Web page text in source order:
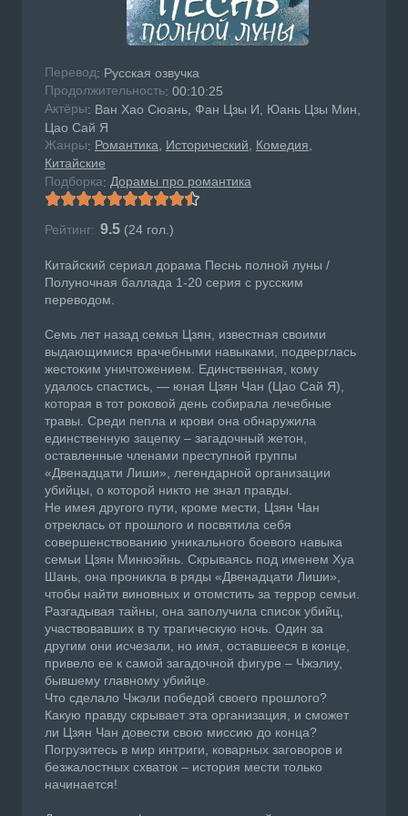
Перевод: Русская озвучка
Продолжительность: 00:10:25
Актёры: Ван Хао Сюань, Фан Цзы И, Юань Цзы Мин,
Цао Сай Я
Жанры: Романтика Исторический
Комедия
Китайские
Подборка: Дорамы про романтика
Рейтинг: 9.5 (24 гол.)
Китайский сериал дорама Песнь полной луны /
Полуночная баллада 1-20 серия с русским
переводом.
Семь лет назад семья Цзян, известная своими
выдающимися врачебными навыками, подверглась
жестоким уничтожением. Единственная, кому
удалось спастись, — юная Цзян Чан (Цао Сай Я),
которая в тот роковой день собирала лечебные
травы. Среди пепла и крови она обнаружила
единственную зацепку – загадочный жетон,
оставленные членами преступной группы
«Двенадцати Лиши», легендарной организации
убийцы, о которой никто не знал правды.
Не имея другого пути, кроме мести, Цзян Чан
отреклась от прошлого и посвятила себя
совершенствованию уникального боевого навыка
семьи Цзян Минюэйнь. Скрываясь под именем Хуа
Шань, она проникла в ряды «Двенадцати Лиши»,
чтобы найти виновных и отомстить за террор семьи.
Разгадывая тайны, она заполучила список убийц,
участвовавших в ту трагическую ночь. Один за
другим они исчезали, но имя, оставшееся в конце,
привело ее к самой загадочной фигуре – Чжэлиу,
бывшему главному убийце.
Что сделало Чжэли победой своего прошлого?
Какую правду скрывает эта организация, и сможет
ли Цзян Чан довести свою миссию до конца?
Погрузитесь в мир интриги, коварных заговоров и
безжалостных схваток – история мести только
начинается!